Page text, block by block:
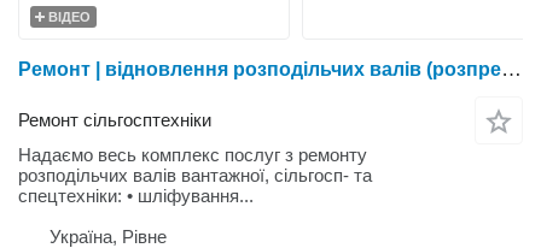
ВІДЕО
Ремонт | відновлення розподільчих валів (розпредвалів, розподілвалів). Шліфування шийок, кулачків
Ремонт сільгосптехніки
Надаємо весь комплекс послуг з ремонту
розподільчих валів вантажної, сільгосп- та
спецтехніки: • шліфування...
Україна, Рівне